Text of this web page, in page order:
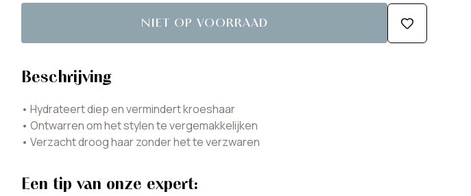
NIET OP VOORRAAD
Beschrijving
• Hydrateert diep en vermindert kroeshaar
• Ontwarren om het stylen te vergemakkelijken
• Verzacht droog haar zonder het te verzwaren
Een tip van onze expert: